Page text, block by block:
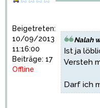
Beigetreten:
10/09/2013
11:16:00
Beiträge: 17
Offline
Nalah
Ist ja
Versteh
Darf ich